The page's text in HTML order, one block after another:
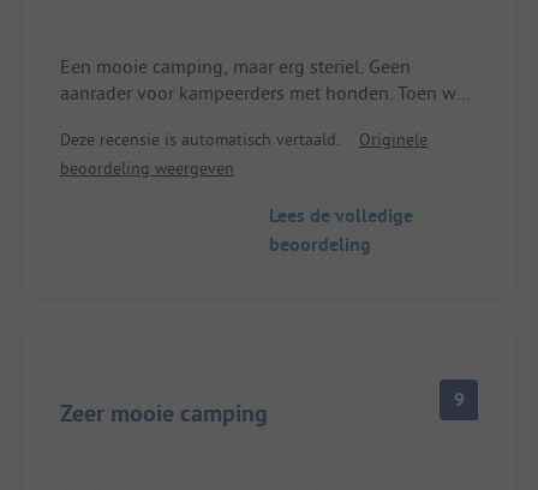
Een mooie camping, maar erg steriel. Geen
aanrader voor kampeerders met honden. Toen we
geannuleerd omdat onze hond bij ons was, een
no-go voor ons. Het hondengebied is een
ervoor is 10 keer zo groot. Wandelpaden
Deze recensie is automatisch vertaald.
Originele
beoordeling weergeven
Lees de volledige
beoordeling
Zeer mooie camping 9